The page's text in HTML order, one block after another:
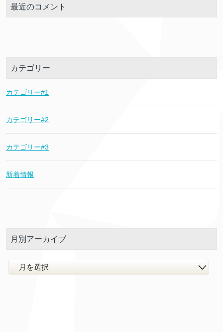
最近のコメント
カテゴリー
カテゴリー#1
カテゴリー#2
カテゴリー#3
新着情報
月別アーカイブ